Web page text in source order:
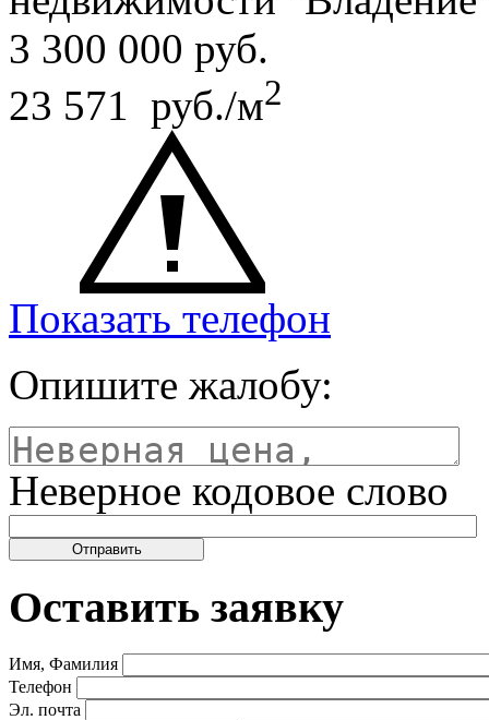
3 300 000 руб.
23 571 руб./м2
Показать телефон
Опишите жалобу:
Неверное кодовое слово
Оставить заявку
Имя, Фамилия
Телефон
Эл. почта